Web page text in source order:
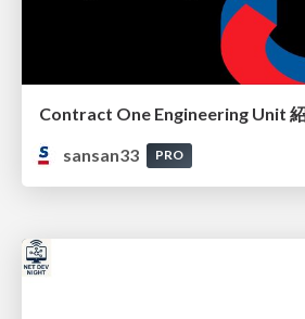
Contract One Engineering Unit
sansan33
PRO